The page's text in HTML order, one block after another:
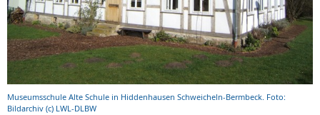
Museumsschule Alte Schule in Hiddenhausen Schweicheln-Bermbeck. Foto:
Bildarchiv (c) LWL-DLBW